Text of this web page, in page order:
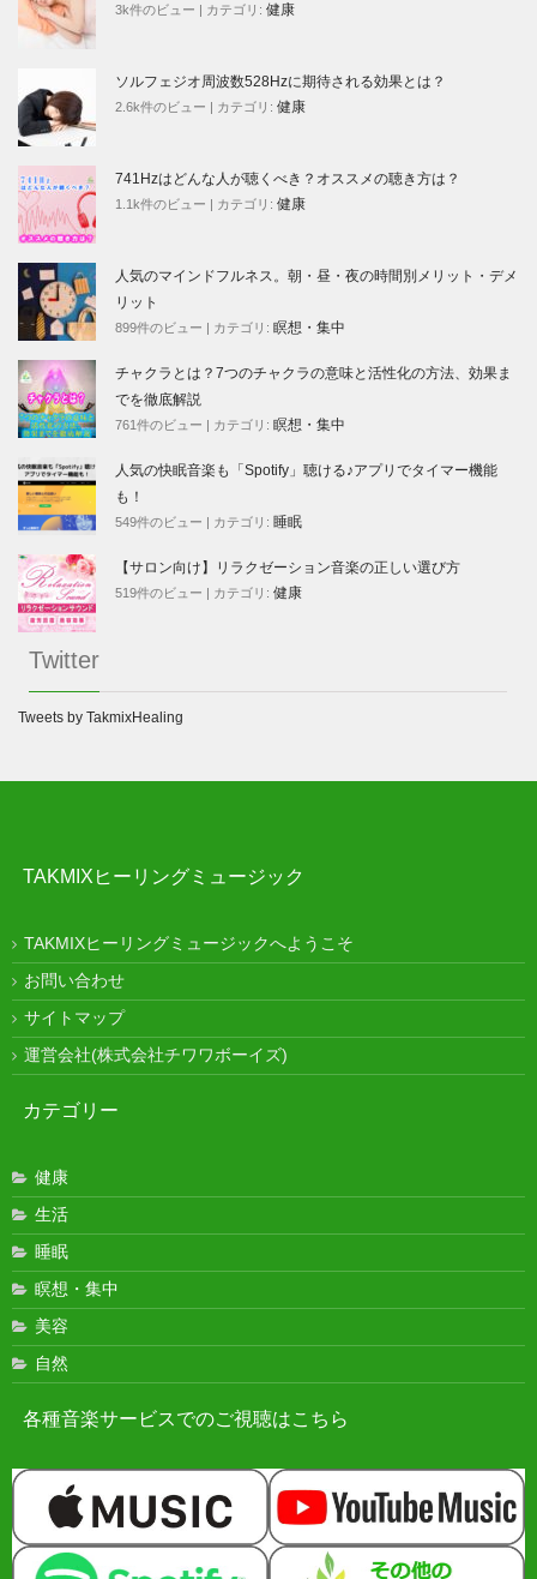
3k件のビュー カテゴリ: 健康
ソルフェジオ周波数528Hzに期待される効果とは？
2.6k件のビュー カテゴリ: 健康
741Hzはどんな人が聴くべき？オススメの聴き方は？
1.1k件のビュー カテゴリ: 健康
人気のマインドフルネス。朝・昼・夜の時間別メリット・デメ
リット
899件のビュー カテゴリ: 瞑想・集中
チャクラとは？7つのチャクラの意味と活性化の方法、効果ま
でを徹底解説
761件のビュー カテゴリ: 瞑想・集中
人気の快眠音楽も「Spotify」聴ける♪アプリでタイマー機能
も！
549件のビュー カテゴリ: 睡眠
【サロン向け】リラクゼーション音楽の正しい選び方
519件のビュー カテゴリ: 健康
Twitter
Tweets by TakmixHealing
TAKMIXヒーリングミュージック
TAKMIXヒーリングミュージックへようこそ
お問い合わせ
サイトマップ
運営会社(株式会社チワワボーイズ)
カテゴリー
健康
生活
睡眠
瞑想・集中
美容
自然
各種音楽サービスでのご視聴はこちら